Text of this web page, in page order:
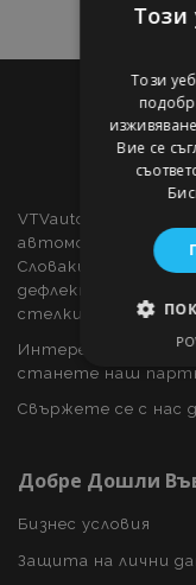
VTVauto е
автомобилни части
Словакия, като:
дефлектори за
стелки за кола,
Интересувате ли
станете наш
Свържете се с нас
Добре Дошли
Бизнес условия
Защита на лични
Този
Този
Вие се